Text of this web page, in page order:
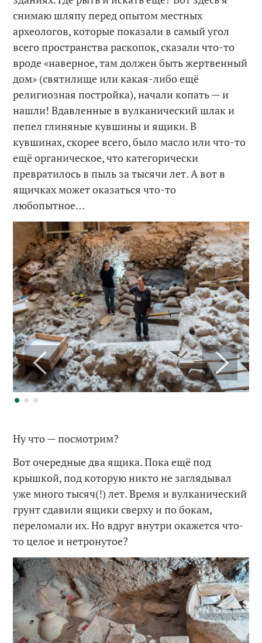
снимаю шляпу перед опытом местных
археологов, которые показали в самый угол
всего пространства раскопок, сказали что-то
вроде «наверное, там должен быть жертвенный
дом» (святилище или какая-либо ещё
религиозная постройка), начали копать — и
нашли! Вдавленные в вулканический шлак и
пепел глиняные кувшины и ящики. В
кувшинах, скорее всего, было масло или что-то
ещё органическое, что категорически
превратилось в пыль за тысячи лет. А вот в
ящичках может оказаться что-то
любопытное…
Ну что — посмотрим?
Вот очередные два ящика. Пока ещё под
крышкой, под которую никто не заглядывал
уже много тысяч(!) лет. Время и вулканический
грунт сдавили ящики сверху и по бокам,
переломали их. Но вдруг внутри окажется что-
то целое и нетронутое?